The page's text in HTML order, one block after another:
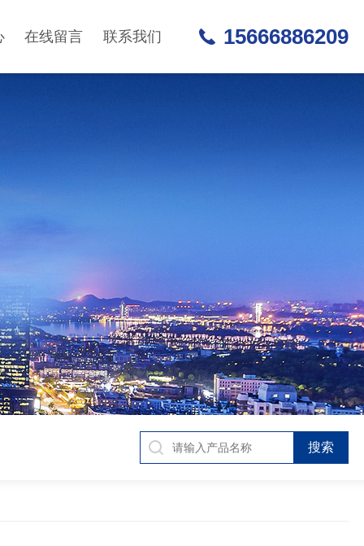
在线留言 联系我们 15666886209